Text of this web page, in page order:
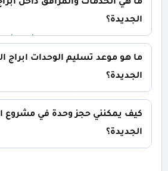
ما هي الخدمات والمرافق داخل
الجديدة؟
ما هو موعد تسليم الوحدات ابراج
الجديدة؟
كيف يمكنني حجز وحدة في مشروع
الجديدة؟